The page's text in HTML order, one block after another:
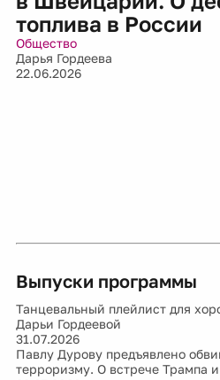
топлива в России
Общество
Дарья Гордеева
22.06.2026
Выпуски программы
Танцевальный плейлист для
Дарьи Гордеевой
31.07.2026
Павлу Дурову предъявлено
терроризму. О встрече Трампа